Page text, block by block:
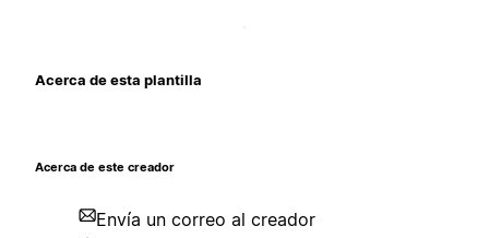
Acerca de esta plantilla
Acerca de este creador
Envía un correo al creador